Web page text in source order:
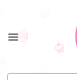
content